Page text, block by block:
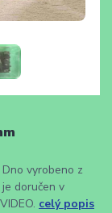
vyrobeno z
doručen v
celý popis